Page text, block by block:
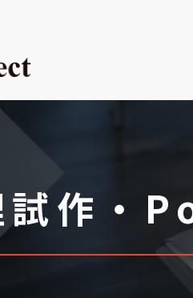
デザイン・設計からご依頼
小ロット生産
医療系ものづくり・臓器モ
(グループ会社：クロスメ
試作・